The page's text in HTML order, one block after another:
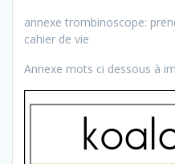
annexe trombinoscope:
cahier de vie
Annexe mots ci dessous à